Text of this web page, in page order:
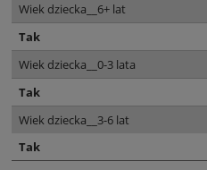
Wiek dziecka__6+ lat
Tak
Wiek dziecka__0-3 lata
Tak
Wiek dziecka__3-6 lat
Tak